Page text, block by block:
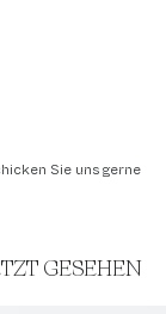
Sie uns gerne
GESEHEN